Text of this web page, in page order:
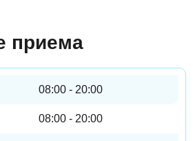
приема
08:00 - 20:00
08:00 - 20:00